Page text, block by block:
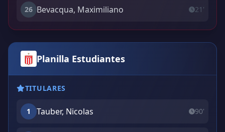
26 Bevacqua, Maximiliano 21'
Planilla Estudiantes
TITULARES
1 Tauber, Nicolas 90'